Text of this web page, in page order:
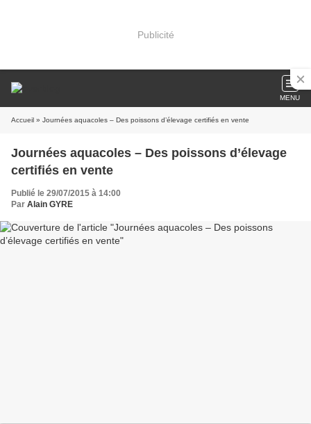
Publicité
MENU
Accueil » Journées aquacoles – Des poissons d’élevage certifiés en vente
Journées aquacoles – Des poissons d’élevage
certifiés en vente
Publié le 29/07/2015 à 14:00
Par Alain GYRE